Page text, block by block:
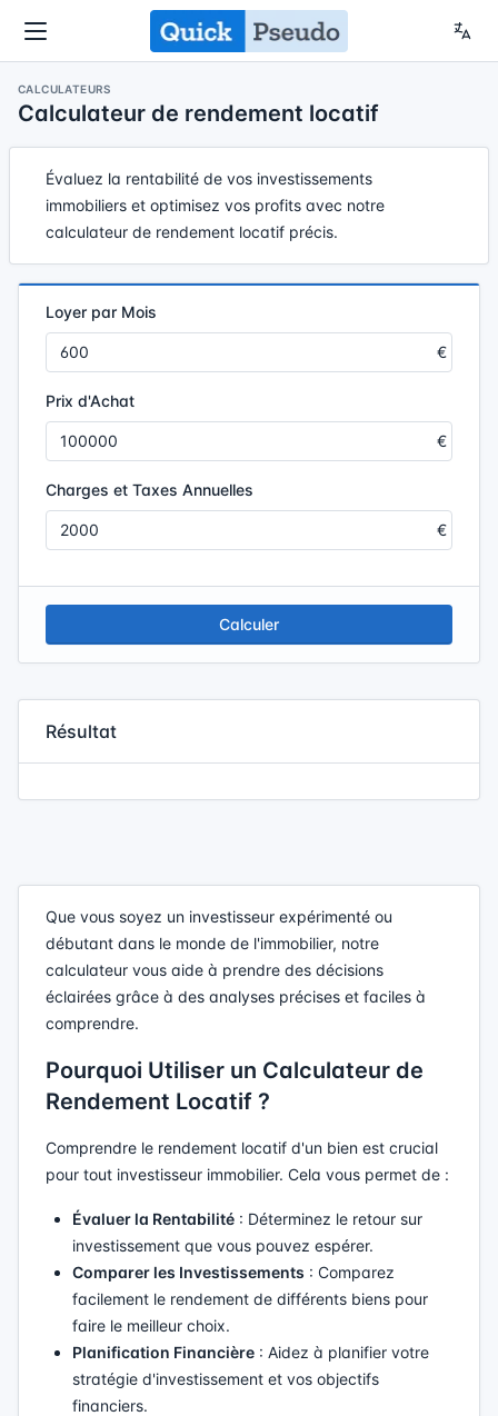
CALCULATEURS
Calculateur de rendement locatif
Évaluez la rentabilité de vos investissements
immobiliers et optimisez vos profits avec notre
calculateur de rendement locatif précis.
Loyer par Mois
Prix d'Achat
Charges et Taxes Annuelles
Calculer
Résultat
Que vous soyez un investisseur expérimenté ou
débutant dans le monde de l'immobilier, notre
calculateur vous aide à prendre des décisions
éclairées grâce à des analyses précises et faciles à
comprendre.
Pourquoi Utiliser un Calculateur de
Rendement Locatif ?
Comprendre le rendement locatif d'un bien est crucial
pour tout investisseur immobilier. Cela vous permet de :
Évaluer la Rentabilité : Déterminez le retour sur
investissement que vous pouvez espérer.
Comparer les Investissements : Comparez
facilement le rendement de différents biens pour
faire le meilleur choix.
Planification Financière : Aidez à planifier votre
stratégie d'investissement et vos objectifs
financiers.